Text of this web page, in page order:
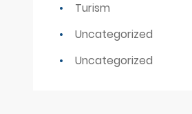
Turism
Uncategorized
Uncategorized